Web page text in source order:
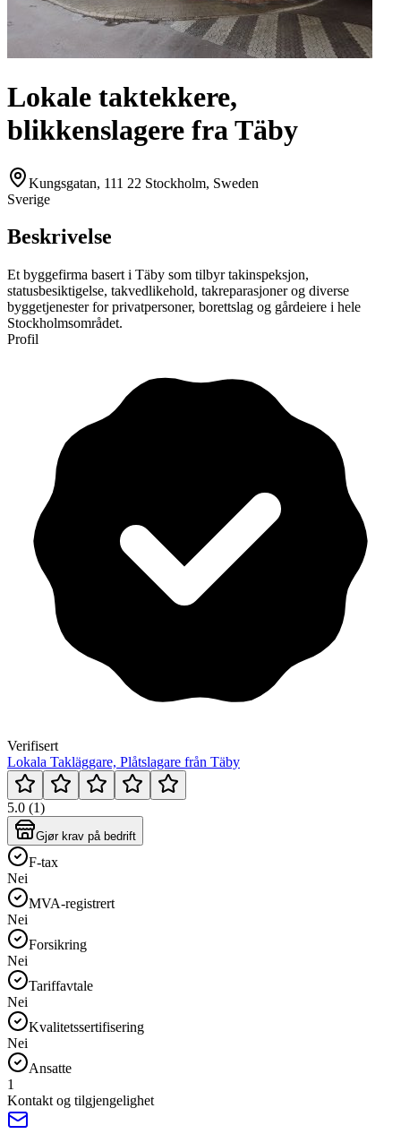
Lokale taktekkere,
blikkenslagere fra Täby
Kungsgatan, 111 22 Stockholm, Sweden
Sverige
Beskrivelse
Et byggefirma basert i Täby som tilbyr takinspeksjon,
statusbesiktigelse, takvedlikehold, takreparasjoner og diverse
byggetjenester for privatpersoner, borettslag og gårdeiere i hele
Stockholmsområdet.
Profil
Verifisert
Lokala Takläggare, Plåtslagare från Täby
5.0 (1)
Gjør krav på bedrift
F-tax
Nei
MVA-registrert
Nei
Forsikring
Nei
Tariffavtale
Nei
Kvalitetssertifisering
Nei
Ansatte
1
Kontakt og tilgjengelighet